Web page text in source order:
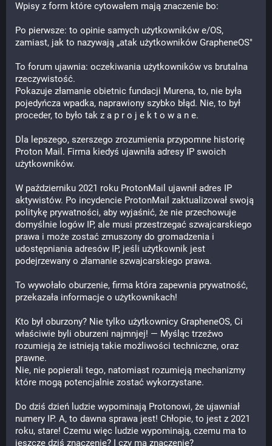
Wpisy z form które cytowałem mają znaczenie bo:
Po pierwsze: to opinie samych użytkowników e/OS,
zamiast, jak to nazywają „atak użytkowników GrapheneOS"
To forum ujawnia: oczekiwania użytkowników vs brutalna
rzeczywistość.
Pokazuje złamanie obietnic fundacji Murena, to, nie była
pojedyńcza wpadka, naprawiony szybko błąd. Nie, to był
proceder, to było tak z a p r o j e k t o w a n e.
Dla lepszego, szerszego zrozumienia przypomne historię
Proton Mail. Firma kiedyś ujawniła adresy IP swoich
użytkowników.
W październiku 2021 roku ProtonMail ujawnił adres IP
aktywistów. Po incydencie ProtonMail zaktualizował swoją
politykę prywatności, aby wyjaśnić, że nie przechowuje
domyślnie logów IP, ale musi przestrzegać szwajcarskiego
prawa i może zostać zmuszony do gromadzenia i
udostępniania adresów IP, jeśli użytkownik jest
podejrzewany o złamanie szwajcarskiego prawa.
To wywołało oburzenie, firma która zapewnia prywatność,
przekazała informacje o użytkownikach!
Kto był oburzony? Nie tylko użytkownicy GrapheneOS, Ci
właściwie byli oburzeni najmnjej! — Myśląc trzeźwo
rozumieją że istnieją takie możliwości techniczne, oraz
prawne.
Nie, nie popierali tego, natomiast rozumieją mechanizmy
które mogą potencjalnie zostać wykorzystane.
Do dziś dzień ludzie wypominają Protonowi, że ujawniał
numery IP. A, to dawna sprawa jest! Chłopie, to jest z 2021
roku, stare! Czemu więc ludzie wypominają, czemu ma to
jeszcze dziś znaczenie? I czy ma znaczenie?